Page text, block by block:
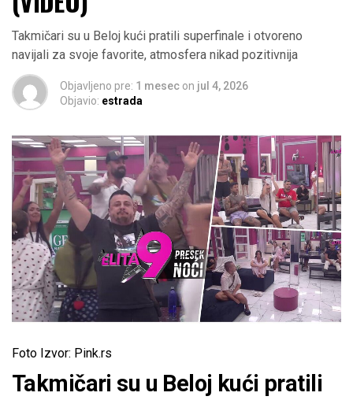
Takmičari su u Beloj kući pratili superfinale i otvoreno
navijali za svoje favorite, atmosfera nikad pozitivnija
Objavljeno pre: 1 mesec on jul 4, 2026
Objavio: estrada
Foto Izvor: Pink.rs
Takmičari su u Beloj kući pratili